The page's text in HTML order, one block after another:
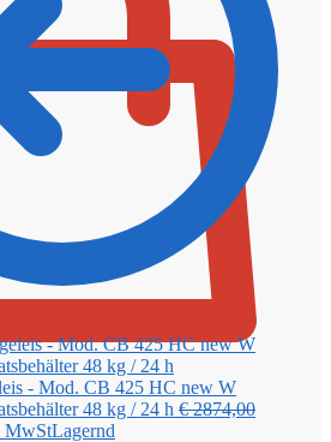
- Mod. CB 425 HC new W
48 kg / 24 h €2874,00
MwStLagernd